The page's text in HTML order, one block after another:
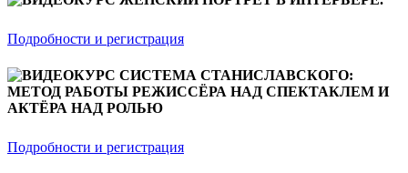
Подробности и регистрация
ВИДЕОКУРС СИСТЕМА СТАНИСЛАВСКОГО:
МЕТОД РАБОТЫ РЕЖИССЁРА НАД СПЕКТАКЛЕМ И
АКТЁРА НАД РОЛЬЮ
Подробности и регистрация